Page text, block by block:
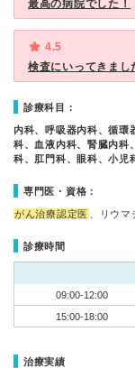
最高の病院でした！
4.5
検査にいってきまし
診療科目：
内科、呼吸器内科、循環
科、血液内科、腎臓内科
科、肛門科、眼科、小児
専門医・資格：
がん治療認定医 、リウ
診療時間
09:00-12:00
15:00-18:00
治療実績